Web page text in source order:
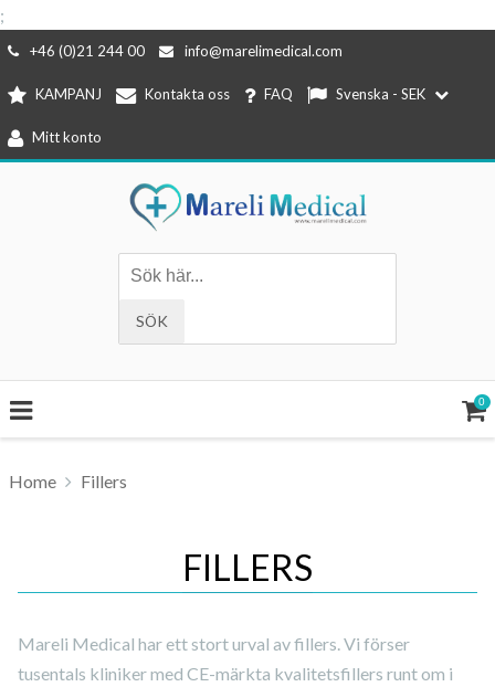
;
Hoppa
innehåll
+46 (0)21 244 00 info@marelimedical.com
KAMPANJ Kontakta oss FAQ Svenska - SEK
Mitt konto
0
Home Fillers
FILLERS
Mareli Medical har ett stort urval av fillers. Vi förser
tusentals kliniker med CE-märkta kvalitetsfillers runt om i